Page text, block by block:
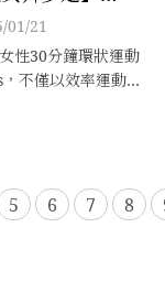
「糖果泡泡隔離雙
絨絨
鈞老師 運動肌
力展開！
01/21
性30分鐘環狀運動
不僅以效率運動守
5 6 7 8